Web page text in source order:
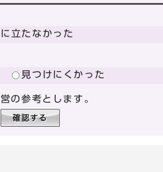
立たなかった
見つけにくかった
の参考とします。